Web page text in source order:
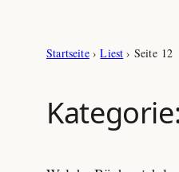
Startseite›Liest › Seite 12
Kategorie: